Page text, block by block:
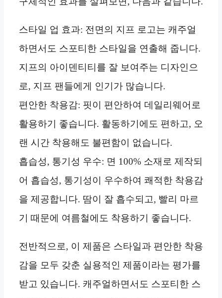
스타일 업 효과: 전면의 지프 로고는 캐주얼
하면서도 스포티한 스타일을 연출해 줍니다.
지프의 아이덴티티를 잘 보여주는 디자인으
로, 지프 팬들에게 인기가 많습니다.
편안한 착용감: 핏이 편안하여 데일리웨어로
활용하기 좋습니다. 활동하기에도 편하고, 오
랜 시간 착용해도 불편함이 없습니다.
흡습성, 통기성 우수: 면 100% 소재로 제작되
어 흡습성, 통기성이 우수하여 쾌적한 착용감
을 제공합니다. 땀이 잘 흡수되고, 빨리 마르
기 때문에 여름철에도 착용하기 좋습니다.
전반적으로, 이 제품은 스타일과 편안한 착용
감을 모두 갖춘 실용적인 제품이라는 평가를
받고 있습니다. 캐주얼하면서도 스포티한 스